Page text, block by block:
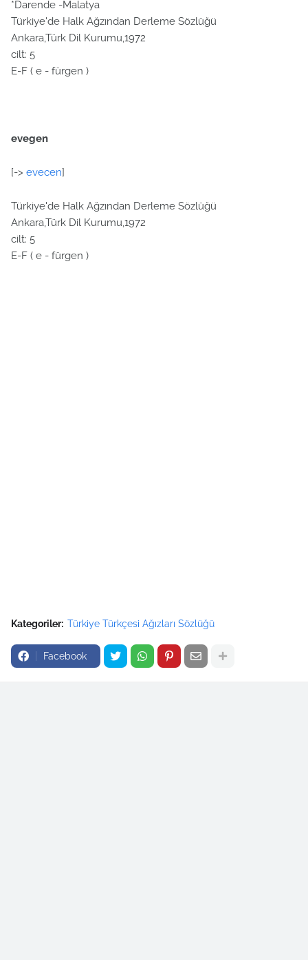
*Darende -Malatya
Türkiye'de Halk Ağzından Derleme Sözlüğü
Ankara,Türk Dil Kurumu,1972
cilt: 5
E-F ( e - fürgen )
evegen
[-> evecen]
Türkiye'de Halk Ağzından Derleme Sözlüğü
Ankara,Türk Dil Kurumu,1972
cilt: 5
E-F ( e - fürgen )
Kategoriler: Türkiye Türkçesi Ağızları Sözlüğü
Facebook